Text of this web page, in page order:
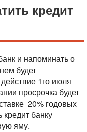
кредит
и напоминать о
будет
1го июля
просрочка будет
20% годовых
банку
яму.